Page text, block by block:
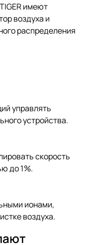
имеют
воздуха и
распределения
управлять
устройства.
скорость
до 1 %.
ионами,
воздуха.